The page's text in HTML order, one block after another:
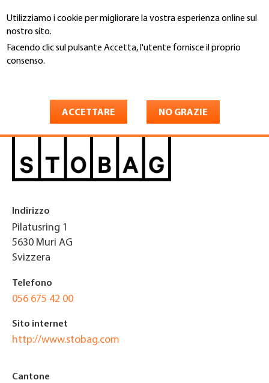
Utilizziamo i cookie per migliorare la vostra esperienza online sul
nostro sito.
Facendo clic sul pulsante Accetta, l'utente fornisce il proprio
consenso.
ACCETTARE NO GRAZIE
al
contenuto
principale
You
Indirizzo
Pilatusring 1
5630 Muri AG
Svizzera
Telefono
056 675 42 00
Sito internet
http://www.stobag.com
Cantone